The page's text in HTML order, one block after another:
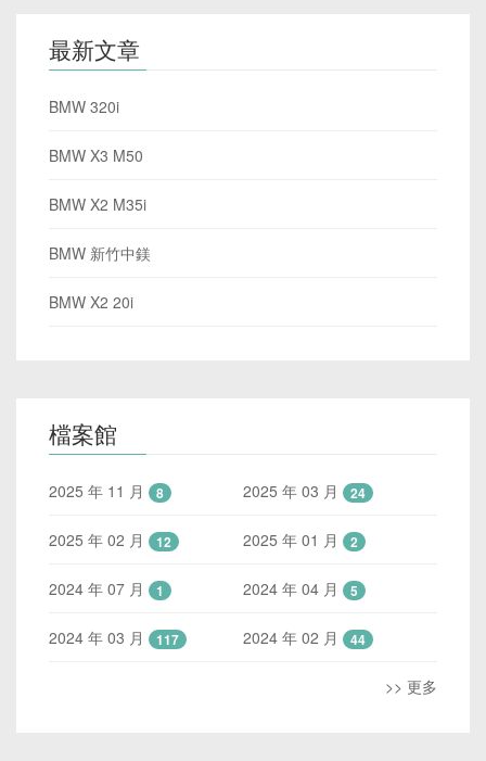
最新文章
BMW 320i
BMW X3 M50
BMW X2 M35i
BMW 新竹中鎂
BMW X2 20i
檔案館
2025 年 11 月 8 2025 年 03 月 24
2025 年 02 月 12 2025 年 01 月 2
2024 年 07 月 1 2024 年 04 月 5
2024 年 03 月 117 2024 年 02 月 44
>> 更多